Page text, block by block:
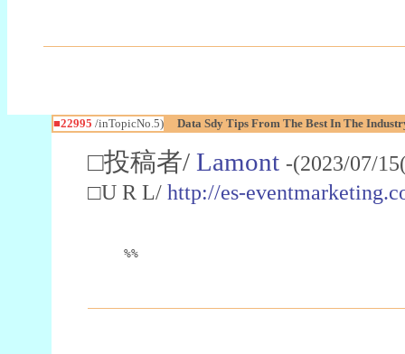
■22995 /inTopicNo.5) Data Sdy Tips From The Best In The
□投稿者/ Lamont -(2023/07/
□U R L/ http://es-
%%